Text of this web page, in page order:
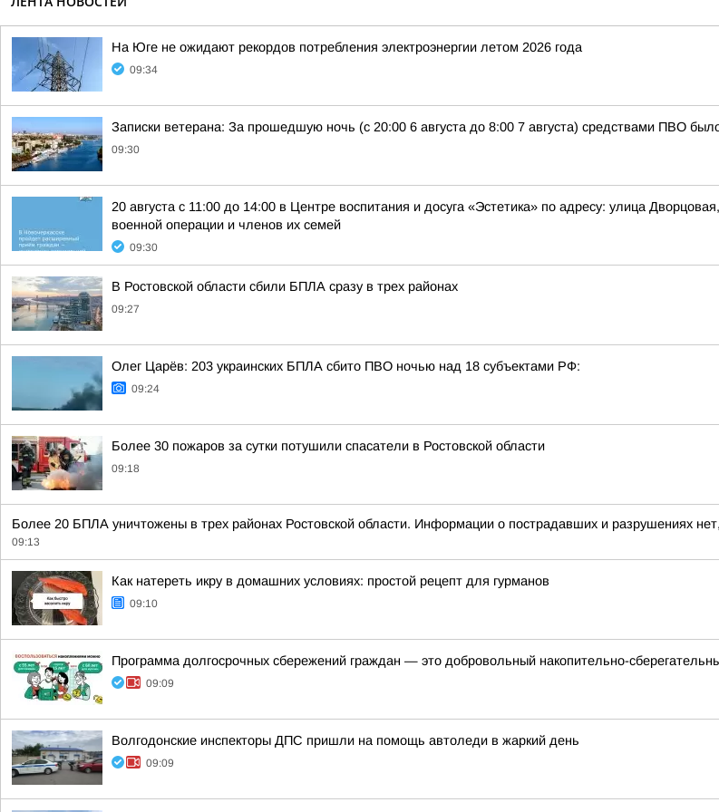
На Юге не ожидают рекордов потребления электроэнергии летом 2026 года
09:34
Записки ветерана: За прошедшую ночь (с 20:00 6 августа до 8:00 7 августа) средствами ПВО
09:30
20 августа с 11:00 до 14:00 в Центре воспитания и досуга «Эстетика» по адресу: улица
военной операции и членов их семей
09:30
В Ростовской области сбили БПЛА сразу в трех районах
09:27
Олег Царёв: 203 украинских БПЛА сбито ПВО ночью над 18 субъектами РФ:
09:24
Более 30 пожаров за сутки потушили спасатели в Ростовской области
09:18
Более 20 БПЛА уничтожены в трех районах Ростовской области. Информации о пострадавших и разрушениях
09:13
Как натереть икру в домашних условиях: простой рецепт для гурманов
09:10
Программа долгосрочных сбережений граждан — это добровольный накопительно-
09:09
Волгодонские инспекторы ДПС пришли на помощь автоледи в жаркий день
09:09